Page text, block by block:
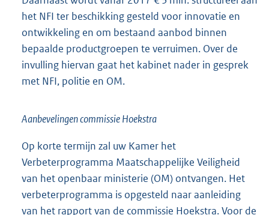
het NFI ter beschikking gesteld voor innovatie en
ontwikkeling en om bestaand aanbod binnen
bepaalde productgroepen te verruimen. Over de
invulling hiervan gaat het kabinet nader in gesprek
met NFI, politie en OM.
Aanbevelingen commissie Hoekstra
Op korte termijn zal uw Kamer het
Verbeterprogramma Maatschappelijke Veiligheid
van het openbaar ministerie (OM) ontvangen. Het
verbeterprogramma is opgesteld naar aanleiding
van het rapport van de commissie Hoekstra. Voor de